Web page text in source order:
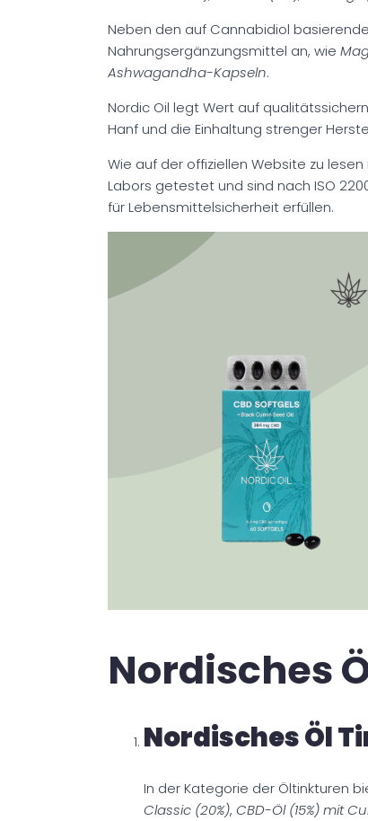
Neben den auf Cannabidiol
Nahrungsergänzungsmittel an, wie
Ashwagandha-Kapseln.
Nordic Oil legt Wert auf
Hanf und die Einhaltung strenger
Wie auf der offiziellen Website zu
Labors getestet und sind nach ISO
für Lebensmittelsicherheit erfüllen.
Nordisches
Nordisches Öl
In der Kategorie der Öltinkturen
Classic (20%), CBD-Öl (15%) mit